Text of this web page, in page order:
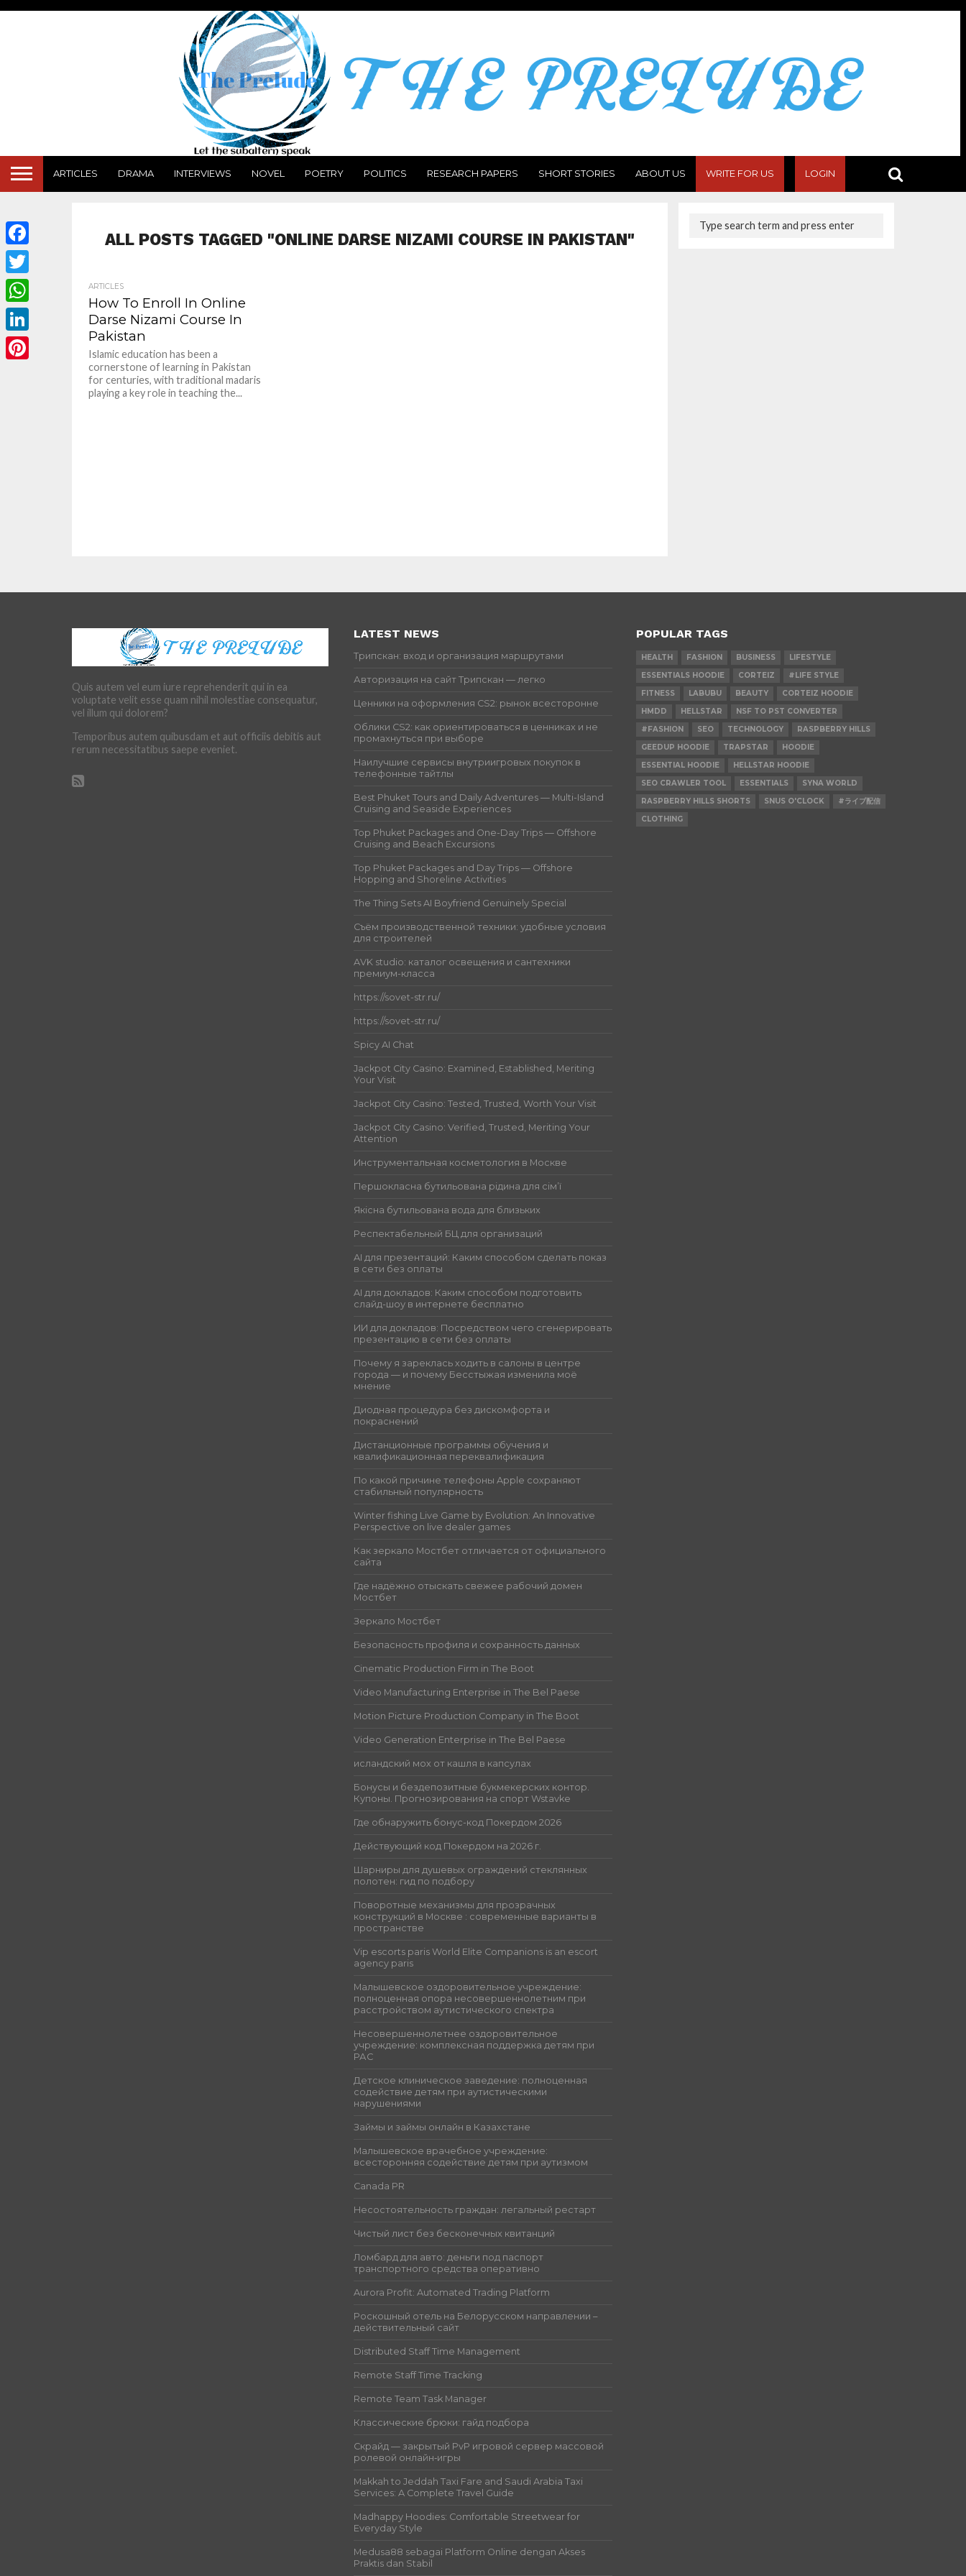
ARTICLES DRAMA INTERVIEWS NOVEL POETRY POLITICS RESEARCH PAPERS SHORT STORIES ABOUT US WRITE FOR US LOGIN
ALL POSTS TAGGED "ONLINE DARSE NIZAMI COURSE IN PAKISTAN"
ARTICLES
How To Enroll In Online
Darse Nizami Course In
Pakistan
Islamic education has been a
cornerstone of learning in Pakistan
for centuries, with traditional madaris
playing a key role in teaching the...
Quis autem vel eum iure reprehenderit qui in ea
voluptate velit esse quam nihil molestiae consequatur,
vel illum qui dolorem?
Temporibus autem quibusdam et aut officiis debitis aut
rerum necessitatibus saepe eveniet.
LATEST NEWS
Трипскан: вход и организация маршрутами
Авторизация на сайт Трипскан — легко
Ценники на оформления CS2: рынок всесторонне
Облики CS2: как ориентироваться в ценниках и не
промахнуться при выборе
Наилучшие сервисы внутриигровых покупок в
телефонные тайтлы
Best Phuket Tours and Daily Adventures — Multi-Island
Cruising and Seaside Experiences
Top Phuket Packages and One-Day Trips — Offshore
Cruising and Beach Excursions
Top Phuket Packages and Day Trips — Offshore
Hopping and Shoreline Activities
The Thing Sets AI Boyfriend Genuinely Special
Съём производственной техники: удобные условия
для строителей
AVK studio: каталог освещения и сантехники
премиум-класса
https://sovet-str.ru/
https://sovet-str.ru/
Spicy AI Chat
Jackpot City Casino: Examined, Established, Meriting
Your Visit
Jackpot City Casino: Tested, Trusted, Worth Your Visit
Jackpot City Casino: Verified, Trusted, Meriting Your
Attention
Инструментальная косметология в Москве
Першокласна бутильована рідина для сім’ї
Якісна бутильована вода для близьких
Респектабельный БЦ для организаций
AI для презентаций: Каким способом сделать показ
в сети без оплаты
AI для докладов: Каким способом подготовить
слайд-шоу в интернете бесплатно
ИИ для докладов: Посредством чего сгенерировать
презентацию в сети без оплаты
Почему я зареклась ходить в салоны в центре
города — и почему Бесстыжая изменила моё
мнение
Диодная процедура без дискомфорта и
покраснений
Дистанционные программы обучения и
квалификационная переквалификация
По какой причине телефоны Apple сохраняют
стабильный популярность
Winter fishing Live Game by Evolution: An Innovative
Perspective on live dealer games
Как зеркало Мостбет отличается от официального
сайта
Где надёжно отыскать свежее рабочий домен
Мостбет
Зеркало Мостбет
Безопасность профиля и сохранность данных
Cinematic Production Firm in The Boot
Video Manufacturing Enterprise in The Bel Paese
Motion Picture Production Company in The Boot
Video Generation Enterprise in The Bel Paese
исландский мох от кашля в капсулах
Бонусы и бездепозитные букмекерских контор.
Купоны. Прогнозирования на спорт Wstavke
Где обнаружить бонус-код Покердом 2026
Действующий код Покердом на 2026 г.
Шарниры для душевых ограждений стеклянных
полотен: гид по подбору
Поворотные механизмы для прозрачных
конструкций в Москве : современные варианты в
пространстве
Vip escorts paris World Elite Companions is an escort
agency paris
Малышевское оздоровительное учреждение:
полноценная опора несовершеннолетним при
расстройством аутистического спектра
Несовершеннолетнее оздоровительное
учреждение: комплексная поддержка детям при
РАС
Детское клиническое заведение: полноценная
содействие детям при аутистическими
нарушениями
Займы и займы онлайн в Казахстане
Малышевское врачебное учреждение:
всесторонняя содействие детям при аутизмом
Canada PR
Несостоятельность граждан: легальный рестарт
Чистый лист без бесконечных квитанций
Ломбард для авто: деньги под паспорт
транспортного средства оперативно
Aurora Profit: Automated Trading Platform
Роскошный отель на Белорусском направлении –
действительный сайт
Distributed Staff Time Management
Remote Staff Time Tracking
Remote Team Task Manager
Классические брюки: гайд подбора
Скрайд — закрытый PvP игровой сервер массовой
ролевой онлайн‑игры
Makkah to Jeddah Taxi Fare and Saudi Arabia Taxi
Services: A Complete Travel Guide
Madhappy Hoodies: Comfortable Streetwear for
Everyday Style
Medusa88 sebagai Platform Online dengan Akses
Praktis dan Stabil
POPULAR TAGS
HEALTH FASHION BUSINESS
LIFESTYLE
ESSENTIALS HOODIE
CORTEIZ
#LIFE STYLE
FITNESS
LABUBU BEAUTY
CORTEIZ HOODIE
HMDD
HELLSTAR
NSF TO PST CONVERTER
#FASHION
SEO TECHNOLOGY
RASPBERRY HILLS
GEEDUP HOODIE
TRAPSTAR
HOODIE
ESSENTIAL HOODIE
HELLSTAR HOODIE
SEO CRAWLER TOOL
ESSENTIALS
SYNA WORLD
RASPBERRY HILLS SHORTS
SNUS O'CLOCK
#ライブ配信
CLOTHING
Facebook
Twitter
WhatsApp
LinkedIn